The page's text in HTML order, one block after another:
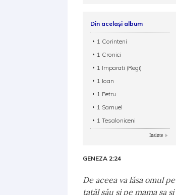
Din același album
1 Corinteni
1 Cronici
1 Imparati (Regi)
1 Ioan
1 Petru
1 Samuel
1 Tesaloniceni
Inainte
GENEZA 2:24
De aceea va lăsa omul pe
tatăl său şi pe mama sa şi